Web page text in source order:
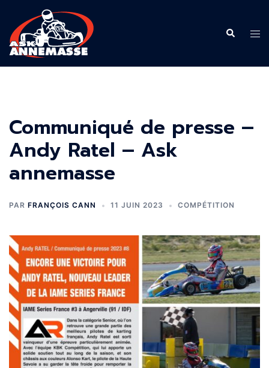
contenu
Communiqué de presse –
Andy Ratel – Ask
annemasse
PAR FRANÇOIS CANN 11 JUIN 2023 COMPÉTITION